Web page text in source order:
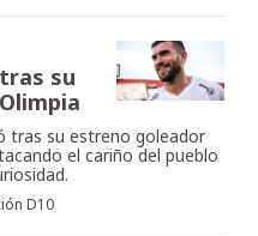
su
tras su estreno goleador
el cariño del pueblo
D10